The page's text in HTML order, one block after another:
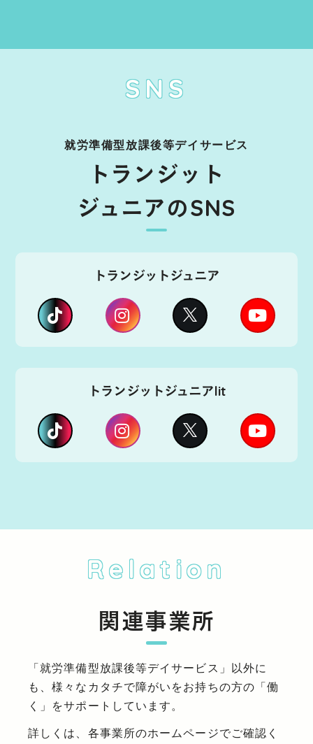
SNS
就労準備型放課後等デイサービス
トランジット
ジュニアのSNS
トランジットジュニア
トランジットジュニアlit
Relation
関連事業所
「就労準備型放課後等デイサービス」以外に
も、様々なカタチで障がいをお持ちの方の「働
く」をサポートしています。
詳しくは、各事業所のホームページでご確認く